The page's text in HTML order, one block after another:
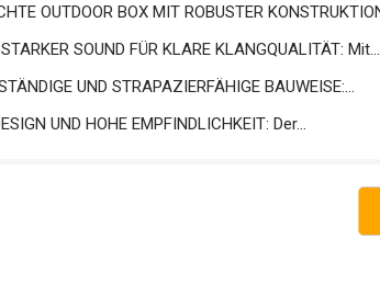
OUTDOOR BOX MIT ROBUSTER
SOUND FÜR KLARE KLANGQUALITÄT: Mit...
UND STRAPAZIERFÄHIGE BAUWEISE:...
UND HOHE EMPFINDLICHKEIT: Der...